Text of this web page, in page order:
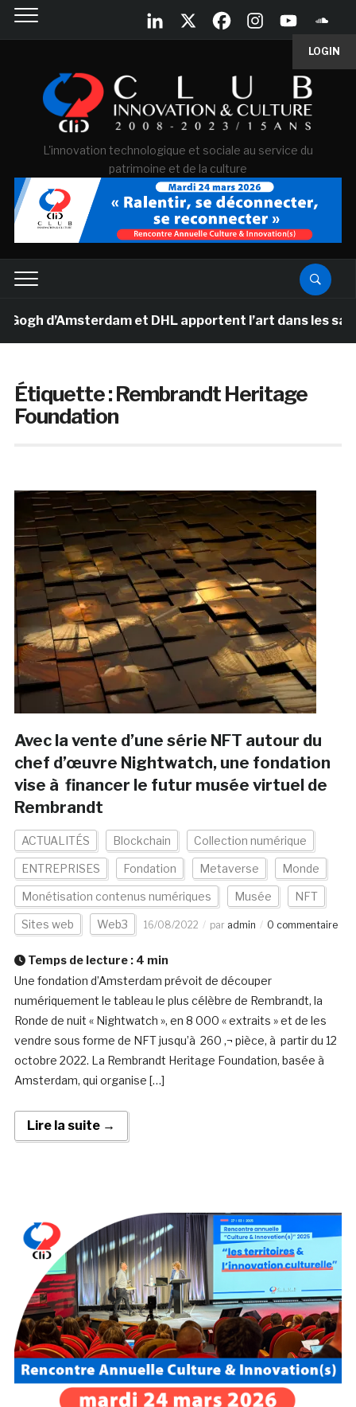
LOGIN
L'innovation technologique et sociale au service du
patrimoine et de la culture
d’Amsterdam et DHL apportent l’art dans les salles
Étiquette :Rembrandt Heritage
Foundation
Avec la vente d’une série NFT autour du
chef d’œuvre Nightwatch, une fondation
vise à financer le futur musée virtuel de
Rembrandt
ACTUALITÉS Blockchain Collection numérique
ENTREPRISES Fondation Metaverse Monde
Monétisation contenus numériques Musée NFT
Sites web Web3 16/08/2022 par admin 0 commentaire
Temps de lecture : 4 min
Une fondation d’Amsterdam prévoit de découper
numériquement le tableau le plus célèbre de Rembrandt, la
Ronde de nuit « Nightwatch », en 8 000 « extraits » et de les
vendre sous forme de NFT jusqu’à 260 ‚¬ pièce, à partir du 12
octobre 2022. La Rembrandt Heritage Foundation, basée à
Amsterdam, qui organise […]
Lire la suite →